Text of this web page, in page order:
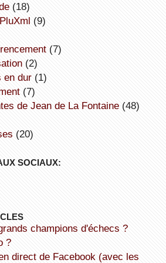
(18)
(9)
(7)
(2)
en dur(1)
(7)
de Jean de La Fontaine(48)
(20)
SOCIAUX:
champions d'échecs ?
?